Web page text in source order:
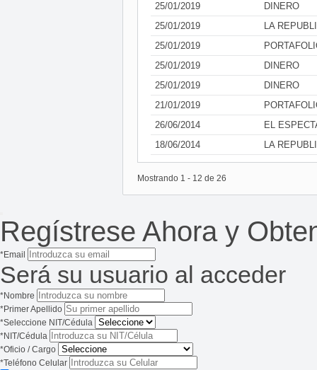
25/01/2019
DINERO
25/01/2019
LA
25/01/2019
25/01/2019
DINERO
25/01/2019
DINERO
21/01/2019
26/06/2014
EL
18/06/2014
LA
Mostrando 1 - 12 de 26
Regístrese Ahora y
*Email
Será su usuario al acceder
*Nombre
*Primer Apellido
*Seleccione NIT/Cédula
*NIT/Cédula
*Oficio / Cargo
*Teléfono Celular